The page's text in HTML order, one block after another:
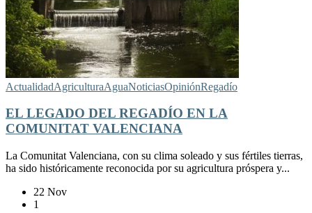
ActualidadAgriculturaAguaNoticiasOpiniónRegadío
EL LEGADO DEL REGADÍO EN LA
COMUNITAT VALENCIANA
La Comunitat Valenciana, con su clima soleado y sus fértiles tierras,
ha sido históricamente reconocida por su agricultura próspera y...
22 Nov
1